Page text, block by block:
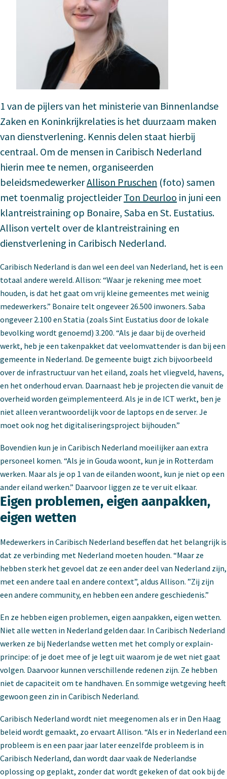
1 van de pijlers van het ministerie van Binnenlandse
Zaken en Koninkrijkrelaties is het duurzaam maken
van dienstverlening. Kennis delen staat hierbij
centraal. Om de mensen in Caribisch Nederland
hierin mee te nemen, organiseerden
beleidsmedewerkerAllison Pruschen (foto) samen
met toenmalig projectleiderTon Deurloo in juni een
klantreistraining op Bonaire, Saba en St. Eustatius.
Allison vertelt over de klantreistraining en
dienstverlening in Caribisch Nederland.
Caribisch Nederland is dan wel een deel van Nederland, het is een
totaal andere wereld. Allison: “Waar je rekening mee moet
houden, is dat het gaat om vrij kleine gemeentes met weinig
medewerkers.” Bonaire telt ongeveer 26.500 inwoners. Saba
ongeveer 2.100 en Statia (zoals Sint Eustatius door de lokale
bevolking wordt genoemd) 3.200. “Als je daar bij de overheid
werkt, heb je een takenpakket dat veelomvattender is dan bij een
gemeente in Nederland. De gemeente buigt zich bijvoorbeeld
over de infrastructuur van het eiland, zoals het vliegveld, havens,
en het onderhoud ervan. Daarnaast heb je projecten die vanuit de
overheid worden geïmplementeerd. Als je in de ICT werkt, ben je
niet alleen verantwoordelijk voor de laptops en de server. Je
moet ook nog het digitaliseringsproject bijhouden.”
Bovendien kun je in Caribisch Nederland moeilijker aan extra
personeel komen. “Als je in Gouda woont, kun je in Rotterdam
werken. Maar als je op 1 van de eilanden woont, kun je niet op een
ander eiland werken.” Daarvoor liggen ze te ver uit elkaar.
Eigen problemen, eigen aanpakken,
eigen wetten
Medewerkers in Caribisch Nederland beseffen dat het belangrijk is
dat ze verbinding met Nederland moeten houden. “Maar ze
hebben sterk het gevoel dat ze een ander deel van Nederland zijn,
met een andere taal en andere context”, aldus Allison. ”Zij zijn
een andere community, en hebben een andere geschiedenis.”
En ze hebben eigen problemen, eigen aanpakken, eigen wetten.
Niet alle wetten in Nederland gelden daar. In Caribisch Nederland
werken ze bij Nederlandse wetten met het comply or explain-
principe: of je doet mee of je legt uit waarom je de wet niet gaat
volgen. Daarvoor kunnen verschillende redenen zijn. Ze hebben
niet de capaciteit om te handhaven. En sommige wetgeving heeft
gewoon geen zin in Caribisch Nederland.
Caribisch Nederland wordt niet meegenomen als er in Den Haag
beleid wordt gemaakt, zo ervaart Allison. “Als er in Nederland een
probleem is en een paar jaar later eenzelfde probleem is in
Caribisch Nederland, dan wordt daar vaak de Nederlandse
oplossing op geplakt, zonder dat wordt gekeken of dat ook bij de